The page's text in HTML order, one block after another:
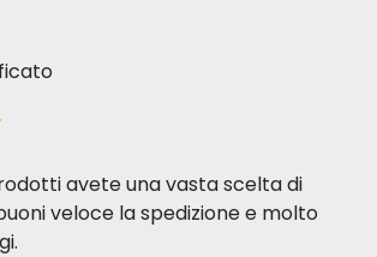
avete una vasta scelta di
veloce la spedizione e molto